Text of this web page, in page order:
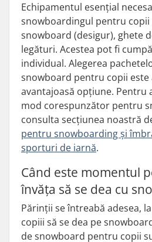
Echipamentul esențial
snowboardingul pentru copii
snowboard (desigur), ghete
legături. Acestea pot fi
individual. Alegerea
snowboard pentru copii este
avantajoasă opțiune. Pentru
mod corespunzător pentru
consulta secțiunea noastră
pentru snowboarding și
sporturi de iarnă.
Când este momentul
învăța să se dea cu
Părinții se întreabă adesea,
copiii să se dea pe
de snowboard pentru copii